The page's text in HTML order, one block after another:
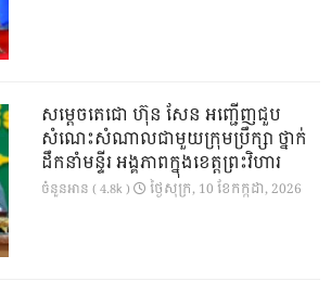
សម្តេចតេជោ ហ៊ុន សែន អញ្ជើញជួប
សំណេះសំណាលជាមួយក្រុមប្រឹក្សា ថ្នាក់
ដឹកនាំមន្ទីរ អង្គភាពក្នុងខេត្តព្រះវិហារ
ចំនួនអាន ( 4.8k ) ថ្ងៃ​សុក្រ, 10 ខែ​កក្កដា, 2026